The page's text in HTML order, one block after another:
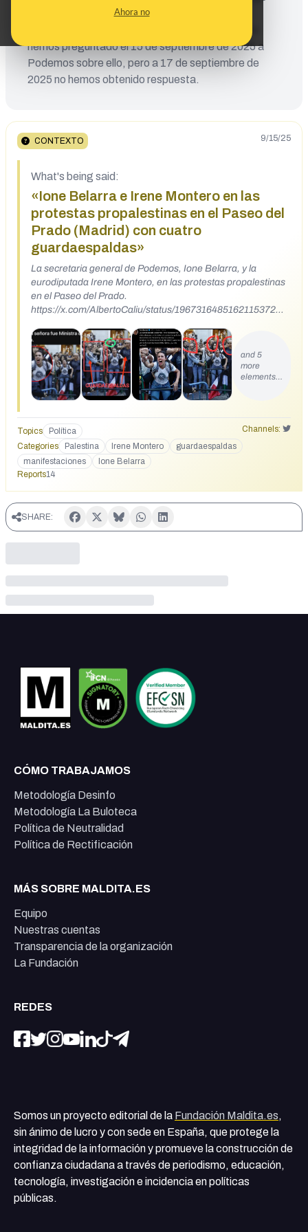
Ahora no
CONTEXTO 9/15/25
What's being said:
«Ione Belarra e Irene Montero en las
protestas propalestinas en el Paseo del
Prado (Madrid) con cuatro
guardaespaldas»
La secretaria general de Podemos, Ione Belarra, y la
eurodiputada Irene Montero, en las protestas propalestinas
en el Paseo del Prado.
https://x.com/AlbertoCaliu/status/1967316485162115372
and 5
more
elements…
Topics Política
Channels:
Categories
Palestina Irene Montero
guardaespaldas
manifestaciones
Ione Belarra
Reports14
hablar de los “servicios de seguridad”
hemos preguntado el 15 de septiembre de 2025 a
Podemos sobre ello, pero a 17 de septiembre de
2025 no hemos obtenido respuesta.
SHARE:
CÓMO TRABAJAMOS
Metodología Desinfo
Metodología La Buloteca
Política de Neutralidad
Política de Rectificación
MÁS SOBRE MALDITA.ES
Equipo
Nuestras cuentas
Transparencia de la organización
La Fundación
REDES
Somos un proyecto editorial de la Fundación Maldita.es,
sin ánimo de lucro y con sede en España, que protege la
integridad de la información y promueve la construcción de
confianza ciudadana a través de periodismo, educación,
tecnología, investigación e incidencia en políticas
públicas.